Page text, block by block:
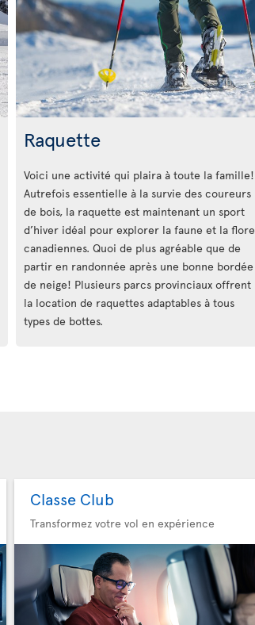
Raquette
Voici une activité qui plaira à toute la famille!
Autrefois essentielle à la survie des coureurs
de bois, la raquette est maintenant un sport
d’hiver idéal pour explorer la faune et la flore
canadiennes. Quoi de plus agréable que de
partir en randonnée après une bonne bordée
de neige! Plusieurs parcs provinciaux offrent
la location de raquettes adaptables à tous
types de bottes.
Classe Club
Transformez votre vol en expérience